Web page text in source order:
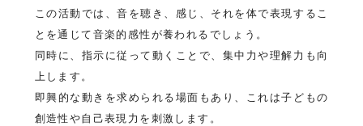
この活動では、音を聴き、感じ、それを体で表現するこ
とを通じて音楽的感性が養われるでしょう。
同時に、指示に従って動くことで、集中力や理解力も向
上します。
即興的な動きを求められる場面もあり、これは子どもの
創造性や自己表現力を刺激します。